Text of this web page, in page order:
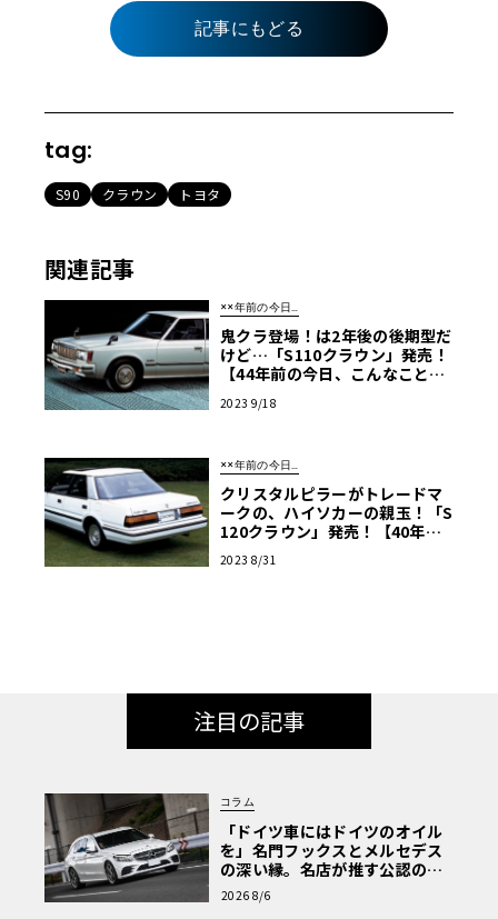
記事にもどる
tag:
S90 クラウン トヨタ
関連記事
××年前の今日…
鬼クラ登場！は2年後の後期型だ
けど…「S110クラウン」発売！
【44年前の今日、こんなこと
2023 9/18
××年前の今日…
クリスタルピラーがトレードマ
ークの、ハイソカーの親玉！「S
120クラウン」発売！【40年前
2023 8/31
注目の記事
コラム
「ドイツ車にはドイツのオイル
を」名門フックスとメルセデス
の深い縁。名店が推す公認の安
心と、Cクラスで味わうシルキー
な走り〈PR〉
2026 8/6